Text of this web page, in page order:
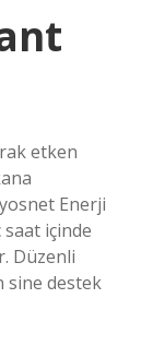
etken
Enerji
saat içinde
Düzenli
sine destek